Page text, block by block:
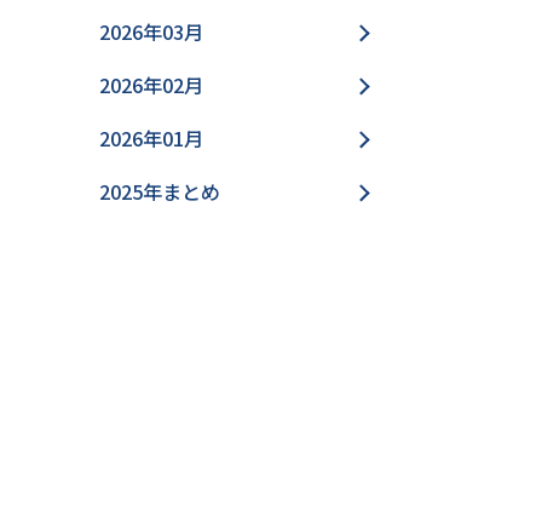
2026年03月
2026年02月
2026年01月
2025年まとめ